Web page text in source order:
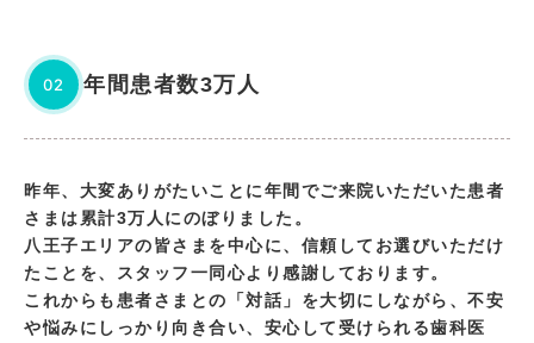
02 年間患者数3万人
昨年、大変ありがたいことに年間でご来院いただいた患者
さまは累計3万人にのぼりました。
八王子エリアの皆さまを中心に、信頼してお選びいただけ
たことを、スタッフ一同心より感謝しております。
これからも患者さまとの「対話」を大切にしながら、不安
や悩みにしっかり向き合い、安心して受けられる歯科医